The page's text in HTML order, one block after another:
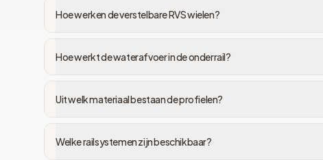
Hoe werken de verstelbare RVS wielen?
Hoe werkt de waterafvoer in de onderrail?
Uit welk materiaal bestaan de profielen?
Welke railsystemen zijn beschikbaar?